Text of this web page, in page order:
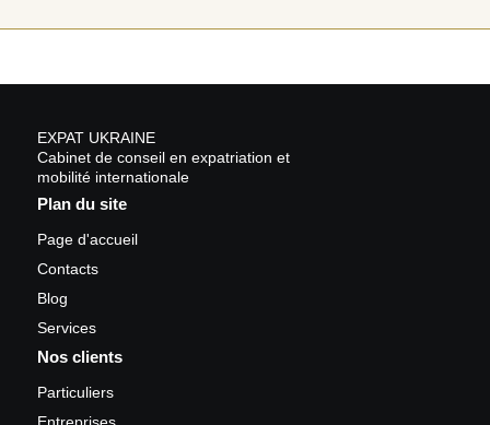
EXPAT UKRAINE
Cabinet de conseil en expatriation et
mobilité internationale
Plan du site
Page d'accueil
Contacts
Blog
Services
Nos clients
Particuliers